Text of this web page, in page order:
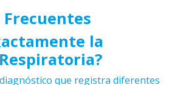
la
que registra diferentes